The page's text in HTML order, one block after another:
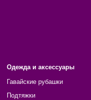
Одежда и аксессуары
Гавайские рубашки
Подтяжки